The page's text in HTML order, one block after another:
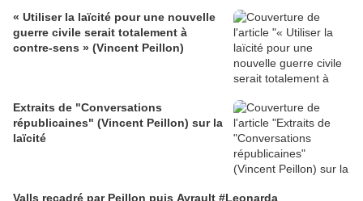
« Utiliser la laïcité pour une nouvelle
guerre civile serait totalement à
contre-sens » (Vincent Peillon)
Extraits de "Conversations
républicaines" (Vincent Peillon) sur la
laïcité
Valls recadré par Peillon puis Ayrault #Leonarda